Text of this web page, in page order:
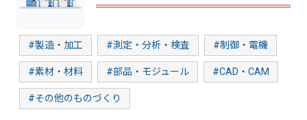
#製造・加工 #測定・分析・検査 #制御・電機
#素材・材料 #部品・モジュール #CAD・CAM
#その他のものづくり